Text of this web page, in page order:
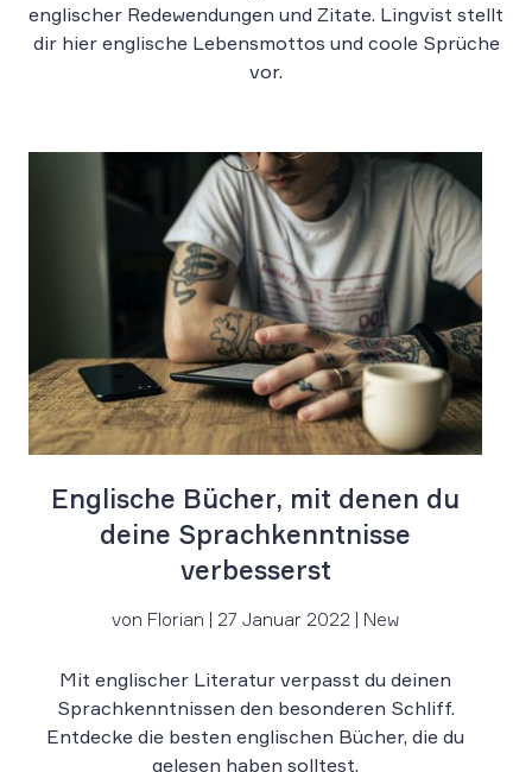
englischer Redewendungen und Zitate. Lingvist stellt
dir hier englische Lebensmottos und coole Sprüche
vor.
Englische Bücher, mit denen du
deine Sprachkenntnisse
verbesserst
von Florian | 27 Januar 2022 | New
Mit englischer Literatur verpasst du deinen
Sprachkenntnissen den besonderen Schliff.
Entdecke die besten englischen Bücher, die du
gelesen haben solltest.